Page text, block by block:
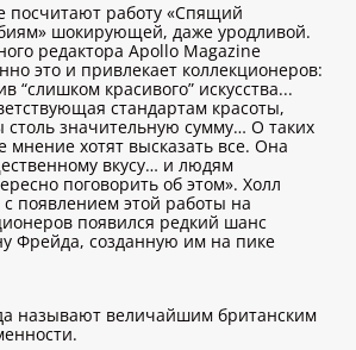
посчитают работу «Спящий
шокирующей, даже уродливой.
редактора Apollo Magazinе
это и привлекает коллекционеров:
“слишком красивого” искусства...
стандартам красоты,
столь значительную сумму… О таких
мнение хотят высказать все. Она
вкусу… и людям
поговорить об этом». Холл
появлением этой работы на
появился редкий шанс
Фрейда, созданную им на пике
называют величайшим британским